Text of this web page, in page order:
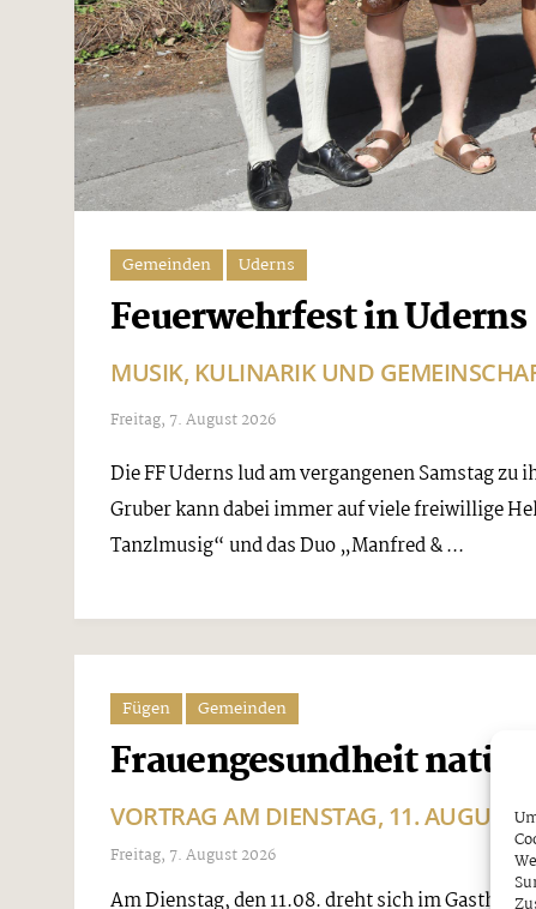
Gemeinden Uderns
Feuerwehrfest in Uderns
MUSIK, KULINARIK UND
Freitag, 7. August 2026
Die FF Uderns lud am vergangenen Samstag
Gruber kann dabei immer auf viele freiwillige
Tanzlmusig“ und das Duo „Manfred & ...
Fügen Gemeinden
Frauengesundheit
VORTRAG AM DIENSTAG, 11. AUGUST,
Freitag, 7. August 2026
Am Dienstag, den 11.08. dreht sich im Gasthof